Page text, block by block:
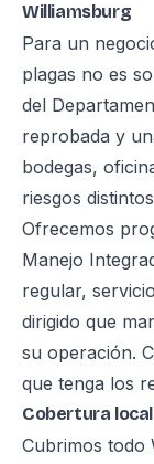
Williamsburg
Para un
plagas no es
del
reprobada y
bodegas,
riesgos
Ofrecemos
Manejo
regular,
dirigido que
su operación.
que tenga los
Cobertura local
Cubrimos